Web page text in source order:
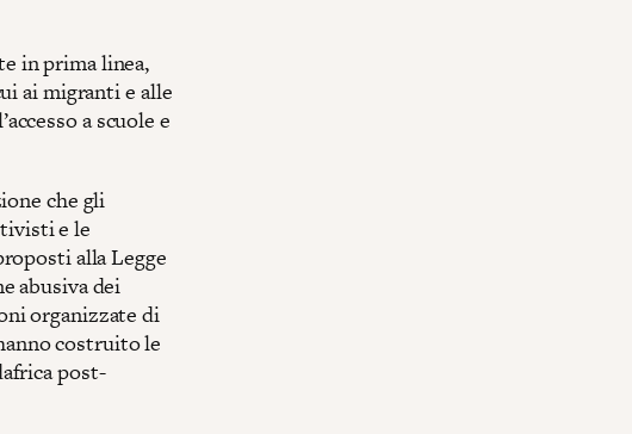
in prima linea,
ai migranti e alle
a scuole e
che gli
e le
alla Legge
abusiva dei
organizzate di
costruito le
post-